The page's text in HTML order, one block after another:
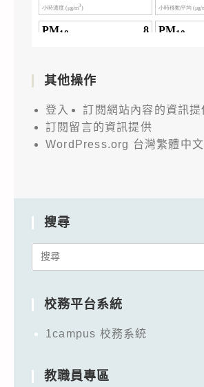
其他操作
登入
訂閱網站內容的資訊提
訂閱留言的資訊提供
WordPress.org 台灣繁體中文
搜尋
Search
校務平台系統
1campus 校務系統
教職員專區